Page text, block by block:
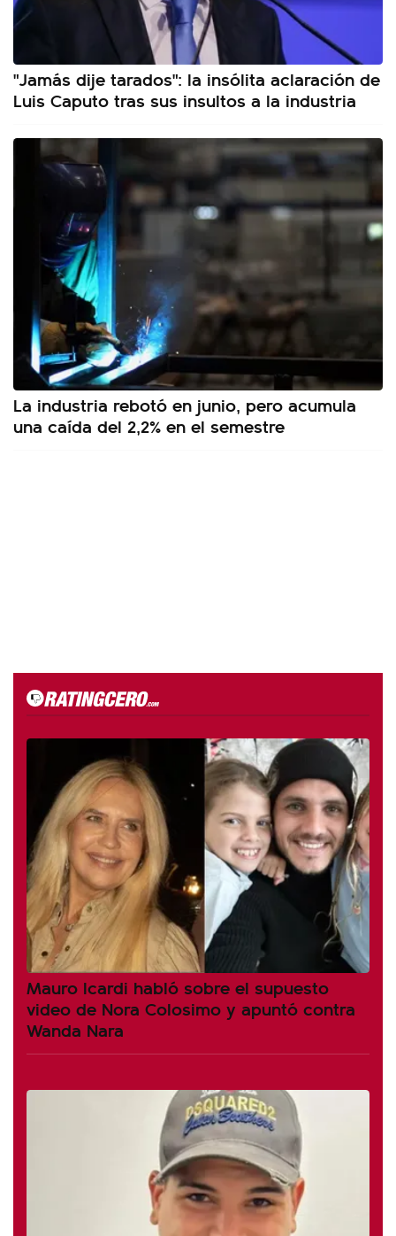
"Jamás dije tarados": la insólita aclaración de
Luis Caputo tras sus insultos a la industria
La industria rebotó en junio, pero acumula
una caída del 2,2% en el semestre
Mauro Icardi habló sobre el supuesto
video de Nora Colosimo y apuntó contra
Wanda Nara